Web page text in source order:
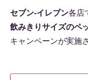
セブン-イレブン各店
飲みきりサイズのペ
キャンペーンが実施